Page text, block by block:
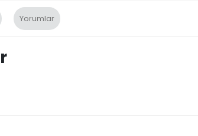
Yorumlar